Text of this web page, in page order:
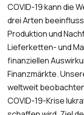
COVID-19 kann die
drei Arten
Produktion und
Lieferketten- und
finanziellen
Finanzmärkte.
weltweit
COVID-19-Krise